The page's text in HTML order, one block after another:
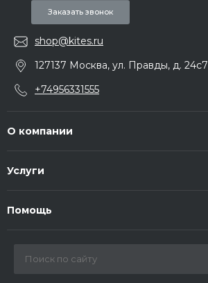
Заказать звонок
shop@kites.ru
127137 Москва, ул. Правды, д. 24с7
+74956331555
О компании
Услуги
Помощь